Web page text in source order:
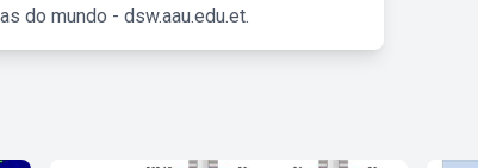
do mundo - dsw.aau.edu.et.